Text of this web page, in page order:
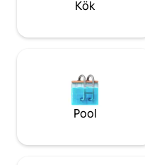
Kök
Pool